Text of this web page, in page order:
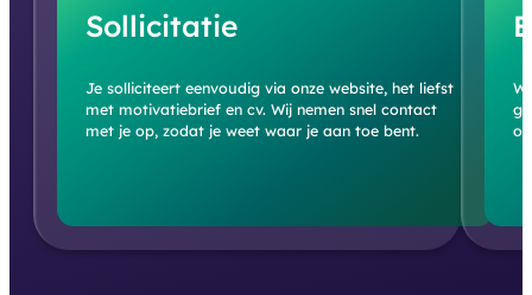
Sollicitatie
Je solliciteert eenvoudig via onze website, het liefst
met motivatiebrief en cv. Wij nemen snel contact
met je op, zodat je weet waar je aan toe bent.
of